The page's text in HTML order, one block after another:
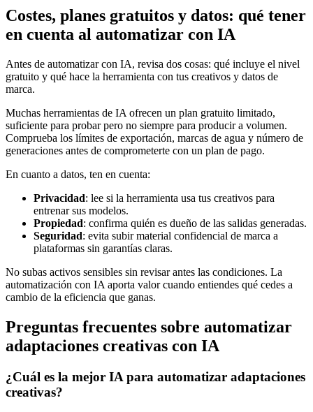
Costes, planes gratuitos y datos: qué tener
en cuenta al automatizar con IA
Antes de automatizar con IA, revisa dos cosas: qué incluye el nivel
gratuito y qué hace la herramienta con tus creativos y datos de
marca.
Muchas herramientas de IA ofrecen un plan gratuito limitado,
suficiente para probar pero no siempre para producir a volumen.
Comprueba los límites de exportación, marcas de agua y número de
generaciones antes de comprometerte con un plan de pago.
En cuanto a datos, ten en cuenta:
Privacidad: lee si la herramienta usa tus creativos para
entrenar sus modelos.
Propiedad: confirma quién es dueño de las salidas generadas.
Seguridad: evita subir material confidencial de marca a
plataformas sin garantías claras.
No subas activos sensibles sin revisar antes las condiciones. La
automatización con IA aporta valor cuando entiendes qué cedes a
cambio de la eficiencia que ganas.
Preguntas frecuentes sobre automatizar
adaptaciones creativas con IA
¿Cuál es la mejor IA para automatizar adaptaciones
creativas?